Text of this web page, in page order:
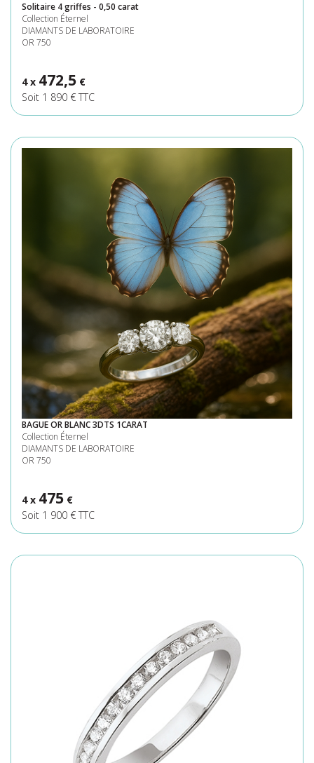
Solitaire 4 griffes - 0,50 carat
Collection Éternel
DIAMANTS DE LABORATOIRE
OR 750
4 x 472,5 €
Soit 1 890 € TTC
BAGUE OR BLANC 3DTS 1CARAT
Collection Éternel
DIAMANTS DE LABORATOIRE
OR 750
4 x 475 €
Soit 1 900 € TTC